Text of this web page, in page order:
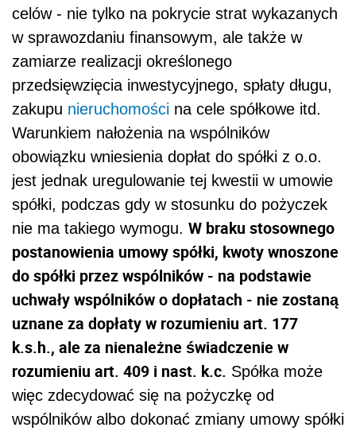
celów - nie tylko na pokrycie strat wykazanych
w sprawozdaniu finansowym, ale także w
zamiarze realizacji określonego
przedsięwzięcia inwestycyjnego, spłaty długu,
zakupu nieruchomości na cele spółkowe itd.
Warunkiem nałożenia na wspólników
obowiązku wniesienia dopłat do spółki z o.o.
jest jednak uregulowanie tej kwestii w umowie
spółki, podczas gdy w stosunku do pożyczek
nie ma takiego wymogu. W braku stosownego
postanowienia umowy spółki, kwoty wnoszone
do spółki przez wspólników - na podstawie
uchwały wspólników o dopłatach - nie zostaną
uznane za dopłaty w rozumieniu art. 177
k.s.h., ale za nienależne świadczenie w
rozumieniu art. 409 i nast. k.c. Spółka może
więc zdecydować się na pożyczkę od
wspólników albo dokonać zmiany umowy spółki